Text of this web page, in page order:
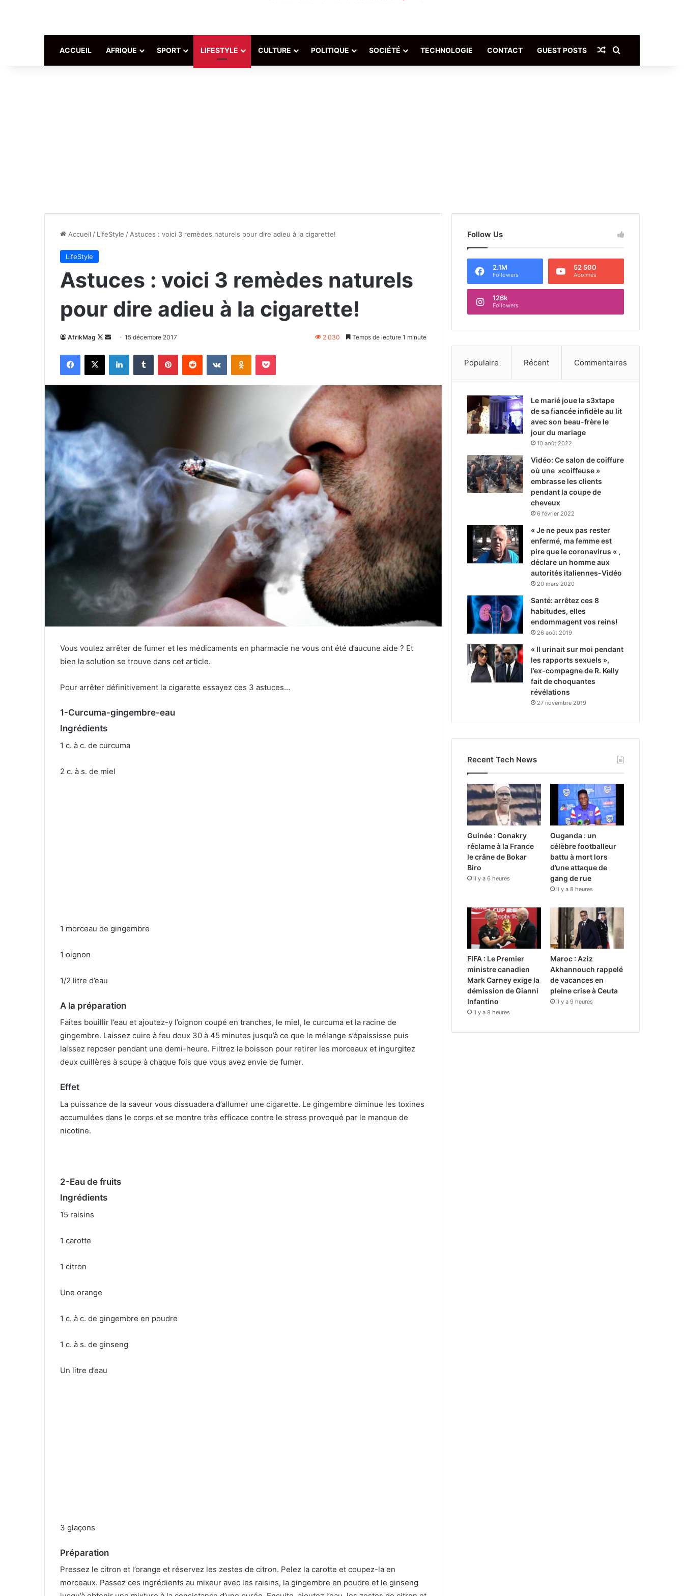
ACCUEIL AFRIQUE SPORT LIFESTYLE CULTURE POLITIQUE SOCIÉTÉ TECHNOLOGIE CONTACT GUEST POSTS Article Aléatoire
Accueil / LifeStyle / Astuces : voici 3 remèdes naturels pour dire adieu à la cigarette!
LifeStyle
Astuces : voici 3 remèdes naturels
pour dire adieu à la cigarette!
AfrikMag
Follow
Envoyer
courriel
15 décembre 2017 2 030 Temps de lecture 1 minute
Facebook
X LinkedinTumblr PinterestReddit VKontakteOdnoklassniki
Pocket
Vous voulez arrêter de fumer et les médicaments en pharmacie ne vous ont été d’aucune aide ? Et
bien la solution se trouve dans cet article.
Pour arrêter définitivement la cigarette essayez ces 3 astuces…
1-Curcuma-gingembre-eau
Ingrédients
1 c. à c. de curcuma
2 c. à s. de miel
1 morceau de gingembre
1 oignon
1/2 litre d’eau
A la préparation
Faites bouillir l’eau et ajoutez-y l’oignon coupé en tranches, le miel, le curcuma et la racine de
gingembre. Laissez cuire à feu doux 30 à 45 minutes jusqu’à ce que le mélange s’épaississe puis
laissez reposer pendant une demi-heure. Filtrez la boisson pour retirer les morceaux et ingurgitez
deux cuillères à soupe à chaque fois que vous avez envie de fumer.
Effet
La puissance de la saveur vous dissuadera d’allumer une cigarette. Le gingembre diminue les toxines
accumulées dans le corps et se montre très efficace contre le stress provoqué par le manque de
nicotine.
2-Eau de fruits
Ingrédients
15 raisins
1 carotte
1 citron
Une orange
1 c. à c. de gingembre en poudre
1 c. à s. de ginseng
Un litre d’eau
3 glaçons
Préparation
Pressez le citron et l’orange et réservez les zestes de citron. Pelez la carotte et coupez-la en
morceaux. Passez ces ingrédients au mixeur avec les raisins, la gingembre en poudre et le ginseng
Follow Us
2.1M
Followers
52 500
Abonnés
126k
Followers
Populaire Récent Commentaires
Le marié joue la s3xtape
de sa fiancée infidèle au lit
avec son beau-frère le
jour du mariage
10 août 2022
Vidéo: Ce salon de coiffure
où une »coiffeuse »
embrasse les clients
pendant la coupe de
cheveux
6 février 2022
« Je ne peux pas rester
enfermé, ma femme est
pire que le coronavirus « ,
déclare un homme aux
autorités italiennes-Vidéo
20 mars 2020
Santé: arrêtez ces 8
habitudes, elles
endommagent vos reins!
26 août 2019
« Il urinait sur moi pendant
les rapports sexuels »,
l’ex-compagne de R. Kelly
fait de choquantes
révélations
27 novembre 2019
Recent Tech News
Guinée : Conakry
réclame à la France
le crâne de Bokar
Biro
il y a 6 heures
Ouganda : un
célèbre footballeur
battu à mort lors
d’une attaque de
gang de rue
il y a 8 heures
FIFA : Le Premier
ministre canadien
Mark Carney exige la
démission de Gianni
Infantino
il y a 8 heures
Maroc : Aziz
Akhannouch rappelé
de vacances en
pleine crise à Ceuta
il y a 9 heures